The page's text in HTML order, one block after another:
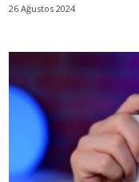
26 Ağustos 2024